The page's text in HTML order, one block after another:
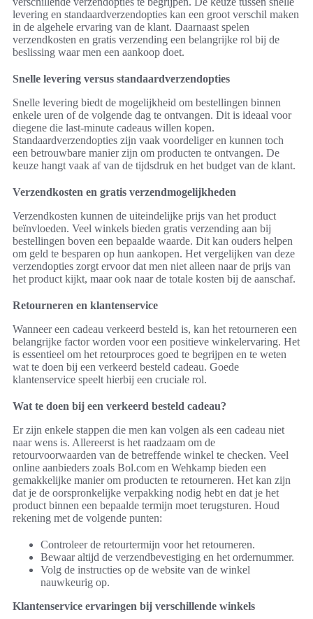
levering en standaardverzendopties kan een groot verschil maken
in de algehele ervaring van de klant. Daarnaast spelen
verzendkosten en gratis verzending een belangrijke rol bij de
beslissing waar men een aankoop doet.
Snelle levering versus standaardverzendopties
Snelle levering biedt de mogelijkheid om bestellingen binnen
enkele uren of de volgende dag te ontvangen. Dit is ideaal voor
diegene die last-minute cadeaus willen kopen.
Standaardverzendopties zijn vaak voordeliger en kunnen toch
een betrouwbare manier zijn om producten te ontvangen. De
keuze hangt vaak af van de tijdsdruk en het budget van de klant.
Verzendkosten en gratis verzendmogelijkheden
Verzendkosten kunnen de uiteindelijke prijs van het product
beïnvloeden. Veel winkels bieden gratis verzending aan bij
bestellingen boven een bepaalde waarde. Dit kan ouders helpen
om geld te besparen op hun aankopen. Het vergelijken van deze
verzendopties zorgt ervoor dat men niet alleen naar de prijs van
het product kijkt, maar ook naar de totale kosten bij de aanschaf.
Retourneren en klantenservice
Wanneer een cadeau verkeerd besteld is, kan het retourneren een
belangrijke factor worden voor een positieve winkelervaring. Het
is essentieel om het retourproces goed te begrijpen en te weten
wat te doen bij een verkeerd besteld cadeau. Goede
klantenservice speelt hierbij een cruciale rol.
Wat te doen bij een verkeerd besteld cadeau?
Er zijn enkele stappen die men kan volgen als een cadeau niet
naar wens is. Allereerst is het raadzaam om de
retourvoorwaarden van de betreffende winkel te checken. Veel
online aanbieders zoals Bol.com en Wehkamp bieden een
gemakkelijke manier om producten te retourneren. Het kan zijn
dat je de oorspronkelijke verpakking nodig hebt en dat je het
product binnen een bepaalde termijn moet terugsturen. Houd
rekening met de volgende punten:
Controleer de retourtermijn voor het retourneren.
Bewaar altijd de verzendbevestiging en het ordernummer.
Volg de instructies op de website van de winkel
nauwkeurig op.
Klantenservice ervaringen bij verschillende winkels